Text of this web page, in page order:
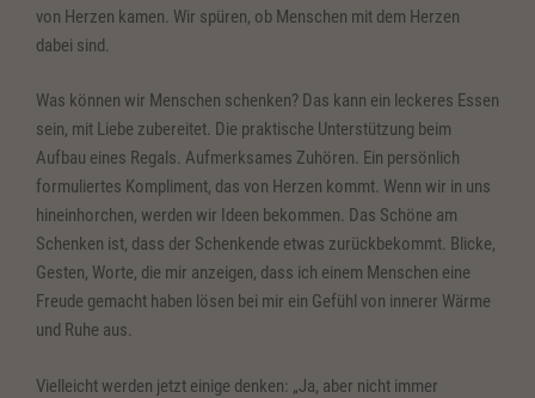
von Herzen kamen. Wir spüren, ob Menschen mit dem Herzen
dabei sind.
Was können wir Menschen schenken? Das kann ein leckeres Essen
sein, mit Liebe zubereitet. Die praktische Unterstützung beim
Aufbau eines Regals. Aufmerksames Zuhören. Ein persönlich
formuliertes Kompliment, das von Herzen kommt. Wenn wir in uns
hineinhorchen, werden wir Ideen bekommen. Das Schöne am
Schenken ist, dass der Schenkende etwas zurückbekommt. Blicke,
Gesten, Worte, die mir anzeigen, dass ich einem Menschen eine
Freude gemacht haben lösen bei mir ein Gefühl von innerer Wärme
und Ruhe aus.
Vielleicht werden jetzt einige denken: „Ja, aber nicht immer